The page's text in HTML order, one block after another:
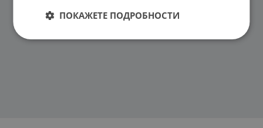
ПОКАЖЕТЕ ПОДРОБНОСТИ